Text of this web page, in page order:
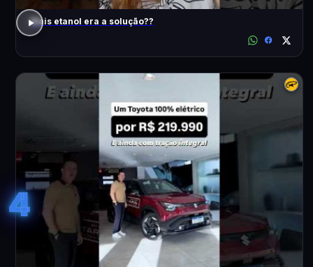
Mais etanol era a solução??
4